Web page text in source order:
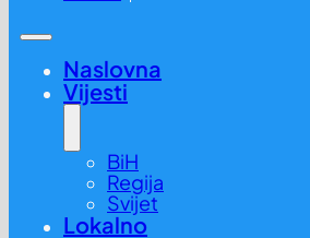
Naslovna
Vijesti
BiH
Regija
Svijet
Lokalno